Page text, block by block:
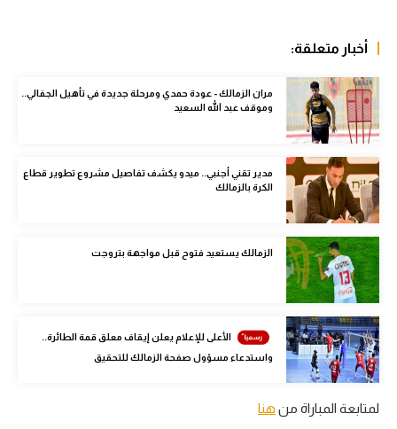
كرة طائرة
الوطن العربي
في المونديال
رياضة نسائية
آسيا
أمريكا
ركن الألعاب
أقسام خاصة
Gamers
ميركاتو
أخبار متعلقة:
مران الزمالك - عودة حمدي ومرحلة جديدة في تأهيل الجفالي..
وموقف عبد الله السعيد
مدير تقني أجنبي.. ميدو يكشف تفاصيل مشروع تطوير قطاع
الكرة بالزمالك
الزمالك يستعيد فتوح قبل مواجهة بتروجت
الأعلى للإعلام يعلن إيقاف معلق قمة الطائرة..
واستدعاء مسؤول صفحة الزمالك للتحقيق
لمتابعة المباراة من هنا